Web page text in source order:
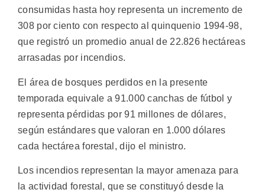
consumidas hasta hoy representa un incremento de
308 por ciento con respecto al quinquenio 1994-98,
que registró un promedio anual de 22.826 hectáreas
arrasadas por incendios.
El área de bosques perdidos en la presente
temporada equivale a 91.000 canchas de fútbol y
representa pérdidas por 91 millones de dólares,
según estándares que valoran en 1.000 dólares
cada hectárea forestal, dijo el ministro.
Los incendios representan la mayor amenaza para
la actividad forestal, que se constituyó desde la